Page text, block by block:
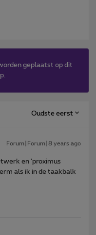
geplaatst op dit
Oudste eerst
Forum|Forum|8 years ago
en 'proximus
als ik in de taakbalk